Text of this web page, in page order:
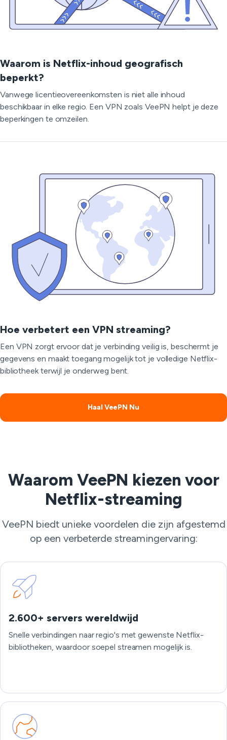
Waarom is Netflix-inhoud geografisch
beperkt?
Vanwege licentieovereenkomsten is niet alle inhoud
beschikbaar in elke regio. Een VPN zoals VeePN helpt je deze
beperkingen te omzeilen.
Hoe verbetert een VPN streaming?
Een VPN zorgt ervoor dat je verbinding veilig is, beschermt je
gegevens en maakt toegang mogelijk tot je volledige Netflix-
bibliotheek terwijl je onderweg bent.
Haal VeePN Nu
Waarom VeePN kiezen voor
Netflix-streaming
VeePN biedt unieke voordelen die zijn afgestemd
op een verbeterde streamingervaring:
2.600+ servers wereldwijd
Snelle verbindingen naar regio's met gewenste Netflix-
bibliotheken, waardoor soepel streamen mogelijk is.